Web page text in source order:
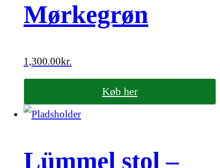
Mørkegrøn
1,300.00kr.
Køb her
Lümmel stol –